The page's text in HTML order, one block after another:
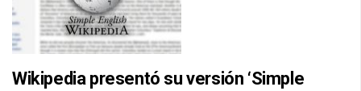
Wikipedia presentó su versión ‘Simple